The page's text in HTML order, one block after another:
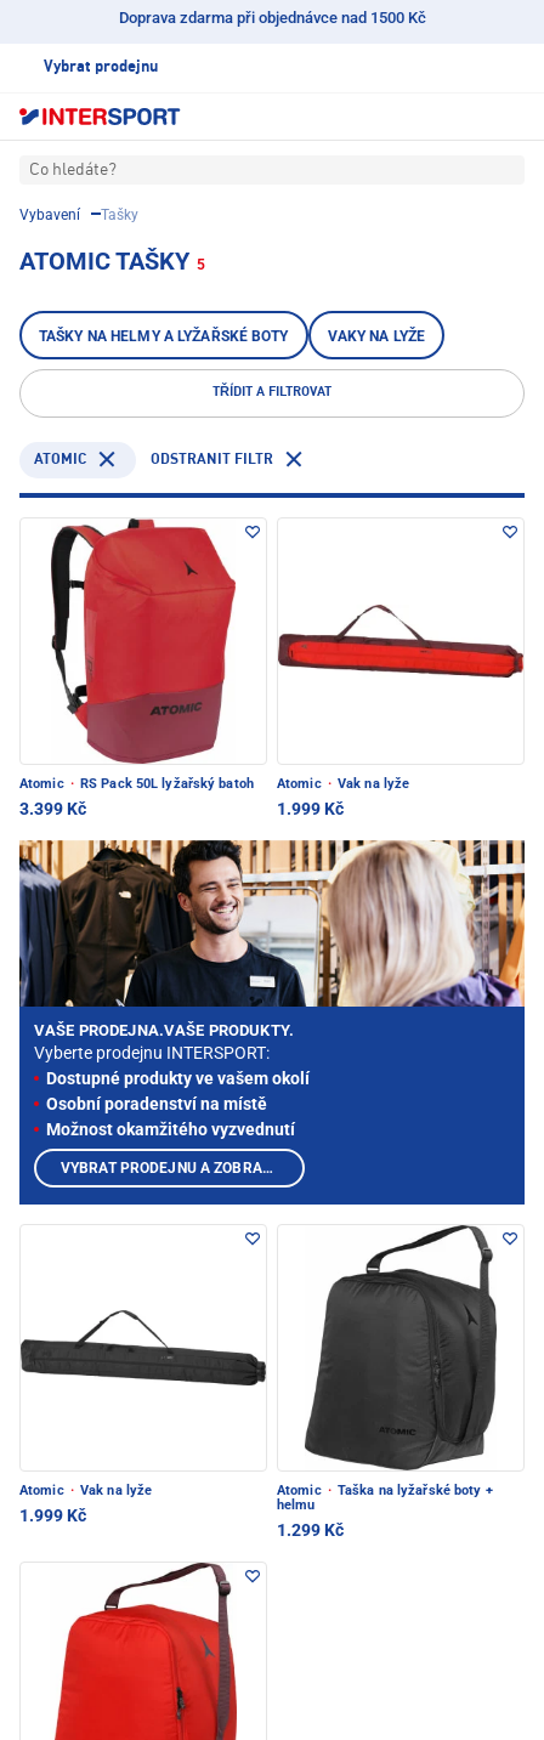
Doprava zdarma při objednávce nad 1500 Kč
Vybrat prodejnu
Co hledáte?
Vybavení Tašky
ATOMIC TAŠKY 5
TAŠKY NA HELMY A LYŽAŘSKÉ BOTY VAKY NA LYŽE
TŘÍDIT A FILTROVAT
ATOMIC ODSTRANIT FILTR
Atomic · RS Pack 50L lyžařský batoh
3.399 Kč
Atomic · Vak na lyže
1.999 Kč
Atomic · Vak na lyže
1.999 Kč
Atomic · Taška na lyžařské boty +
helmu
1.299 Kč
VAŠE PRODEJNA.VAŠE PRODUKTY.
Vyberte prodejnu INTERSPORT:
Dostupné produkty ve vašem okolí
Osobní poradenství na místě
Možnost okamžitého vyzvednutí
VYBRAT PRODEJNU A ZOBRAZIT PRODUKTY